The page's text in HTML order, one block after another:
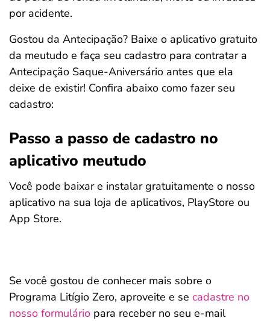
por acidente.
Gostou da Antecipação? Baixe o aplicativo gratuito
da meutudo e faça seu cadastro para contratar a
Antecipação Saque-Aniversário antes que ela
deixe de existir! Confira abaixo como fazer seu
cadastro:
Passo a passo de cadastro no
aplicativo meutudo
Você pode baixar e instalar gratuitamente o nosso
aplicativo na sua loja de aplicativos, PlayStore ou
App Store.
Se você gostou de conhecer mais sobre o
Programa Litígio Zero, aproveite e se cadastre no
nosso formulário para receber no seu e-mail